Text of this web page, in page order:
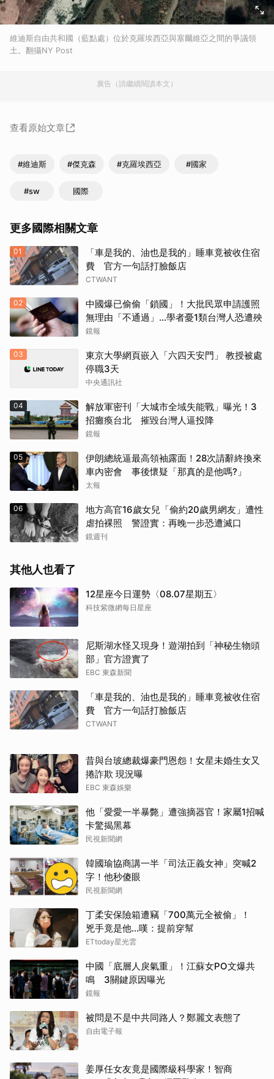
維迪斯自由共和國（藍點處）位於克羅埃西亞與塞爾維亞之間的爭議領
土。翻攝NY Post
廣告（請繼續閱讀本文）
查看原始文章
#維迪斯 #傑克森 #克羅埃西亞 #國家
#sw 國際
更多國際相關文章
01
「車是我的、油也是我的」睡車竟被收住宿
費 官方一句話打臉飯店
CTWANT
02
中國爆已偷偷「鎖國」！大批民眾申請護照
無理由「不通過」...學者憂1類台灣人恐遭殃
鏡報
03
東京大學網頁嵌入「六四天安門」 教授被處
停職3天
中央通訊社
04
解放軍密刊「大城市全域失能戰」曝光！3
招癱瘓台北 摧毀台灣人逼投降
鏡報
05
伊朗總統逼最高領袖露面！28次請辭終換來
車內密會 事後懷疑「那真的是他嗎?」
太報
06
地方高官16歲女兒「偷約20歲男網友」遭性
虐拍裸照 警證實：再晚一步恐遭滅口
鏡週刊
其他人也看了
12星座今日運勢〈08.07星期五〉
科技紫微網每日星座
尼斯湖水怪又現身！遊湖拍到「神秘生物頭
部」官方證實了
EBC 東森新聞
「車是我的、油也是我的」睡車竟被收住宿
費 官方一句話打臉飯店
CTWANT
昔與台玻總裁爆豪門恩怨！女星未婚生女又
捲詐欺 現況曝
EBC 東森娛樂
他「愛愛一半暴斃」遭強摘器官！家屬1招喊
卡驚揭黑幕
民視新聞網
韓國瑜協商講一半「司法正義女神」突喊2
字！他秒傻眼
民視新聞網
丁柔安保險箱遭竊「700萬元全被偷」！
兇手竟是他...嘆：提前穿幫
ETtoday星光雲
中國「底層人戾氣重」！江蘇女PO文爆共
鳴 3關鍵原因曝光
鏡報
被問是不是中共同路人？鄭麗文表態了
自由電子報
姜厚任女友竟是國際級科學家！智商